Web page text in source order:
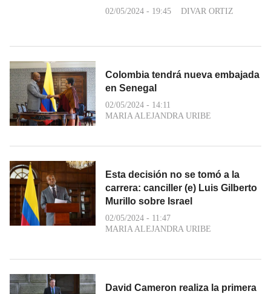
02/05/2024 - 19:45 DIVAR ORTIZ
Colombia tendrá nueva embajada
en Senegal
02/05/2024 - 14:11
MARIA ALEJANDRA URIBE
Esta decisión no se tomó a la
carrera: canciller (e) Luis Gilberto
Murillo sobre Israel
02/05/2024 - 11:47
MARIA ALEJANDRA URIBE
David Cameron realiza la primera